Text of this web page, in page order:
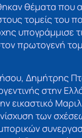
θέματα που
τομείς του
υπογράμμισε
πρωτογενή
Δημήτρης
στην
εικαστικό
των